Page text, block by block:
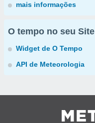
mais informações
O tempo no seu Site
Widget de O Tempo
API de Meteorologia